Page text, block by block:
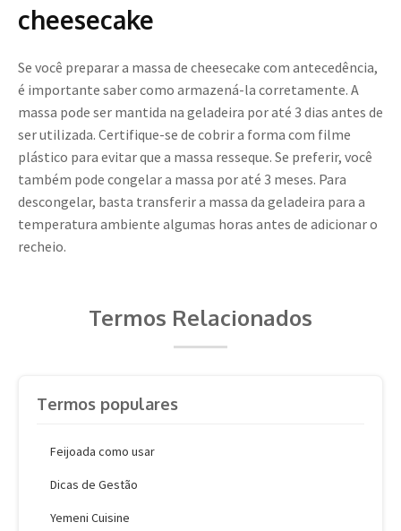
cheesecake
Se você preparar a massa de cheesecake com antecedência,
é importante saber como armazená-la corretamente. A
massa pode ser mantida na geladeira por até 3 dias antes de
ser utilizada. Certifique-se de cobrir a forma com filme
plástico para evitar que a massa resseque. Se preferir, você
também pode congelar a massa por até 3 meses. Para
descongelar, basta transferir a massa da geladeira para a
temperatura ambiente algumas horas antes de adicionar o
recheio.
Termos Relacionados
Termos populares
Feijoada como usar
Dicas de Gestão
Yemeni Cuisine